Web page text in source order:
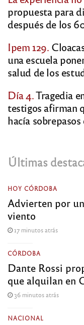
propuesta para
después de los
Ipem 129.
una escuela
salud de los
Día 4.Tragedia
testigos afirman
hacía
Últimas
HOY CÓRDOBA
Advierten por
viento
17 minutos atrás
CÓRDOBA
Dante Rossi
que alquilan en
36 minutos atrás
NACIONAL